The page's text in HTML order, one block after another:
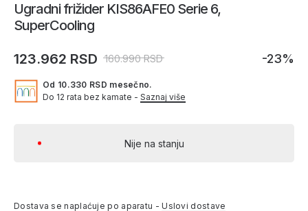
Ugradni frižider KIS86AFE0 Serie 6,
SuperCooling
123.962 RSD 160.990 RSD -23%
Od 10.330 RSD mesečno.
Do 12 rata bez kamate - Saznaj više
Nije na stanju
Dostava se naplaćuje po aparatu -Uslovi dostave